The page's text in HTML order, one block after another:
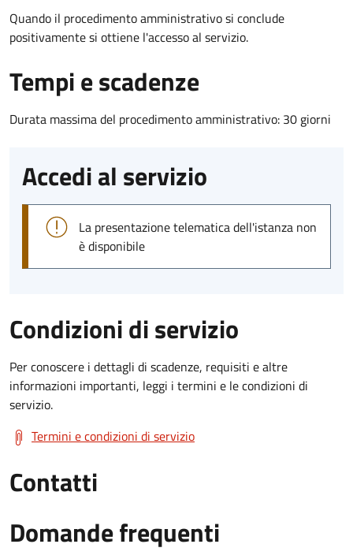
Quando il procedimento amministrativo si conclude
positivamente si ottiene l'accesso al servizio.
Tempi e scadenze
Durata massima del procedimento amministrativo: 30 giorni
Accedi al servizio
La presentazione telematica dell'istanza non
è disponibile
Condizioni di servizio
Per conoscere i dettagli di scadenze, requisiti e altre
informazioni importanti, leggi i termini e le condizioni di
servizio.
Termini e condizioni di servizio
Contatti
Domande frequenti